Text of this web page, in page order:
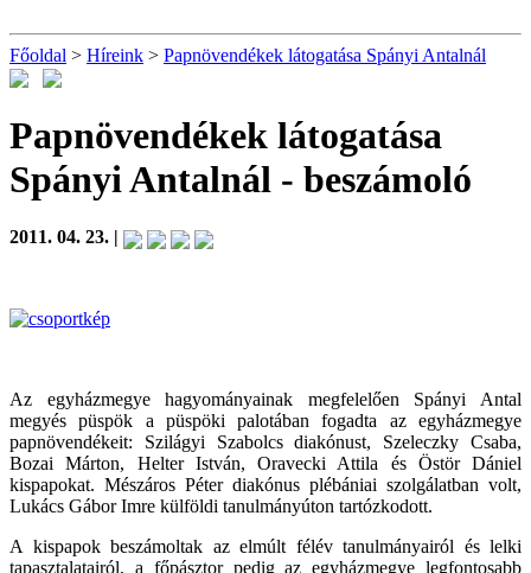
Főoldal > Híreink > Papnövendékek látogatása Spányi Antalnál
Papnövendékek látogatása
Spányi Antalnál - beszámoló
2011. 04. 23. |
Az egyházmegye hagyományainak megfelelően Spányi Antal
megyés püspök a püspöki palotában fogadta az egyházmegye
papnövendékeit: Szilágyi Szabolcs diakónust, Szeleczky Csaba,
Bozai Márton, Helter István, Oravecki Attila és Östör Dániel
kispapokat. Mészáros Péter diakónus plébániai szolgálatban volt,
Lukács Gábor Imre külföldi tanulmányúton tartózkodott.
A kispapok beszámoltak az elmúlt félév tanulmányairól és lelki
tapasztalatairól, a főpásztor pedig az egyházmegye legfontosabb